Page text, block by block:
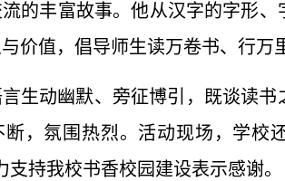
的丰富故事。他从汉字的字形
价值，倡导师生读万卷书、行万
生动幽默、旁征博引，既谈读
断，氛围热烈。活动现场，学校
支持我校书香校园建设表示感谢。